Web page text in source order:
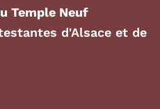
Temple Neuf
d'Alsace et de